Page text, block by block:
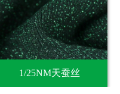
1/25NM天蚕丝